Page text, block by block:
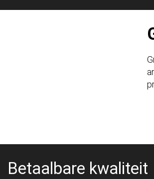
Betaalbare kwaliteit